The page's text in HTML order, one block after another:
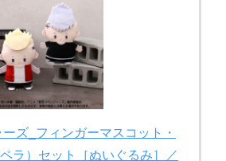
ズ_フィンガーマスコット・
ラ）セット［ぬいぐるみ］／